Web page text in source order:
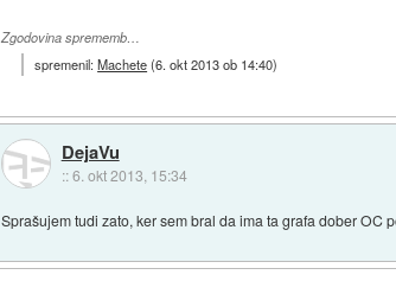
Zgodovina sprememb…
spremenil:Machete(6. okt 2013 ob 14:40)
DejaVu
::6. okt 2013, 15:34
Sprašujem tudi zato, ker sem bral da ima ta grafa dober OC